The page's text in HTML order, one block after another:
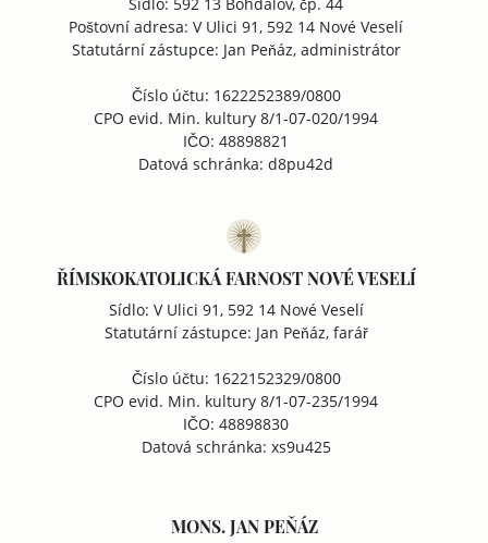
Poštovní adresa: V Ulici 91, 592 14 Nové Veselí
Statutární zástupce: Jan Peňáz, administrátor
Číslo účtu: 1622252389/0800
CPO evid. Min. kultury 8/1-07-020/1994
IČO: 48898821
Datová schránka: d8pu42d
ŘÍMSKOKATOLICKÁ FARNOST NOVÉ VESELÍ
Sídlo: V Ulici 91, 592 14 Nové Veselí
Statutární zástupce: Jan Peňáz, farář
Číslo účtu: 1622152329/0800
CPO evid. Min. kultury 8/1-07-235/1994
IČO: 48898830
Datová schránka: xs9u425
MONS. JAN PEŇÁZ